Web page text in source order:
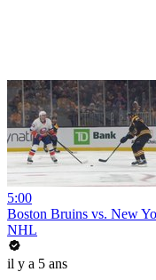
5:00
Boston Bruins vs. New
NHL
il y a 5 ans